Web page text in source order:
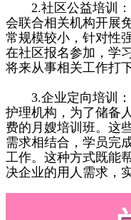
2.社区公益培训：
会联合相关机构开展
常规模较小，针对性
在社区报名参加，学
将来从事相关工作打
3.企业定向培训：
护理机构，为了储备
费的月嫂培训班。这
需求相结合，学员完
工作。这种方式既能
决企业的用人需求，